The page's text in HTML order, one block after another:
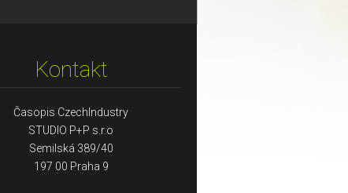
Kontakt
Časopis CzechIndustry
STUDIO P+P s.r.o
Semilská 389/40
197 00 Praha 9